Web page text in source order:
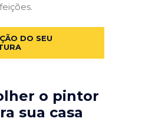
DO SEU
o pintor
sua casa